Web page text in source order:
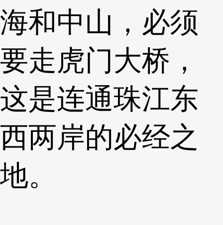
海和中山，必须
要走虎门大桥，
这是连通珠江东
西两岸的必经之
地。